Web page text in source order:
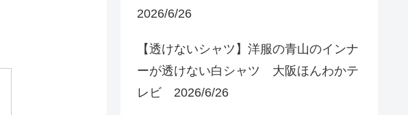
2026/6/26
【透けないシャツ】洋服の青山のインナ
ーが透けない白シャツ 大阪ほんわかテ
レビ 2026/6/26